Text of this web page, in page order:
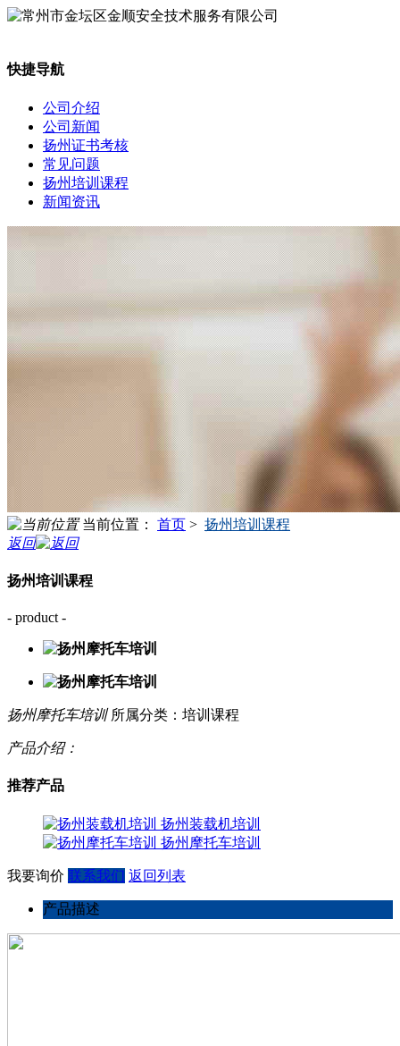
快捷导航
公司介绍
公司新闻
扬州证书考核
常见问题
扬州培训课程
新闻资讯
当前位置： 首页 > 扬州培训课程
返回
扬州培训课程
- product -
扬州摩托车培训 所属分类：培训课程
产品介绍：
推荐产品
扬州装载机培训
扬州摩托车培训
我要询价 联系我们 返回列表
产品描述